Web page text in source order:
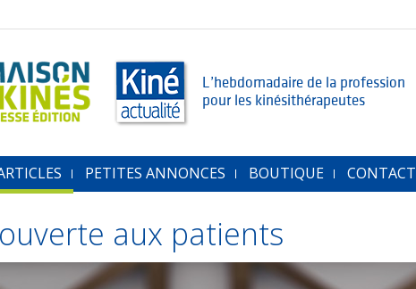
L’hebdomadaire de la profession
pour les kinésithérapeutes
PETITES ANNONCES BOUTIQUE CONTACT
aux patients